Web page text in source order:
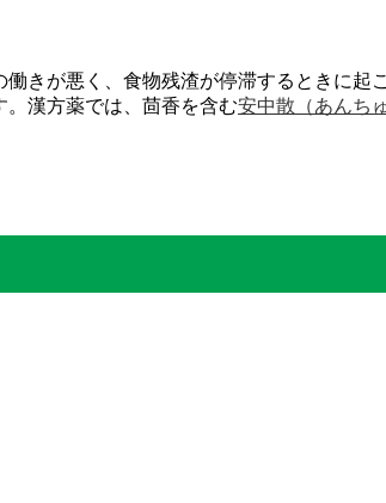
きが悪く、食物残渣が停滞するときに起
漢方薬では、茴香を含む安中散（あんち